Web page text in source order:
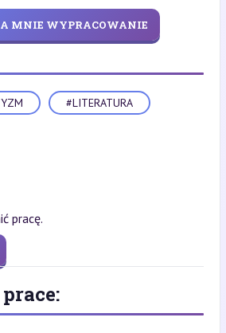
MNIE WYPRACOWANIE
#LITERATURA
pracę.